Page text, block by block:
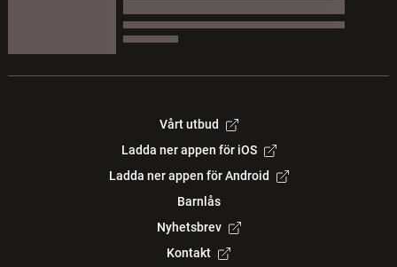
Vårt utbud
Ladda ner appen för iOS
Ladda ner appen för Android
Barnlås
Nyhetsbrev
Kontakt